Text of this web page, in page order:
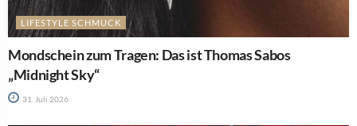
LIFESTYLE SCHMUCK
Mondschein zum Tragen: Das ist Thomas Sabos
„Midnight Sky“
31. Juli 2026